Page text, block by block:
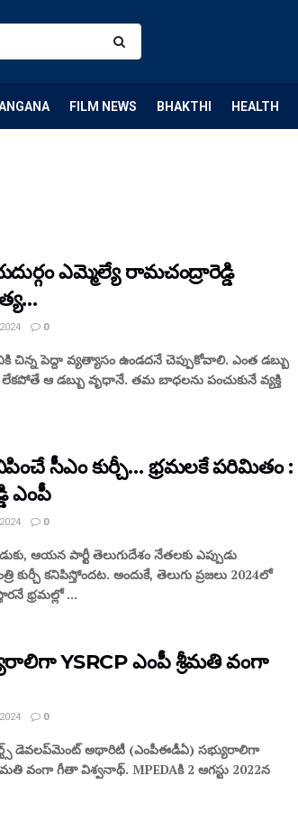
FILM NEWS BHAKTHI HEALTH
ఎమ్మెల్యే రామచంద్రారెడ్డి
0
చిన్న పెద్దా వ్యత్యాసం ఉండదనే చెప్పుకోవాలి. ఎంత డబ్బు
ఆ డబ్బు వృధానే. తమ బాధలను పంచుకునే వ్యక్తి
సీఎం కుర్చీ… భ్రమలకే పరిమితం :
ఎంపీ
0
ఆయన పార్టీ తెలుగుదేశం నేతలకు ఎప్పుడు
కుర్చీ కనిపిస్తోందట. అందుకే, తెలుగు ప్రజలు 2024లో
భ్రమల్లో ...
YSRCP ఎంపీ శ్రీమతి వంగా
0
డెవలప్‌మెంట్ అథారిటీ (ఎంపీఈడీఏ) సభ్యురాలిగా
వంగా గీతా విశ్వనాథ్. MPEDAకి 2 ఆగస్టు 2022న